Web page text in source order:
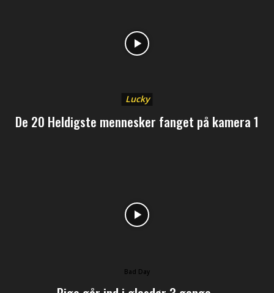
Lucky
De 20 Heldigste mennesker fanget på kamera 1
Bad Day